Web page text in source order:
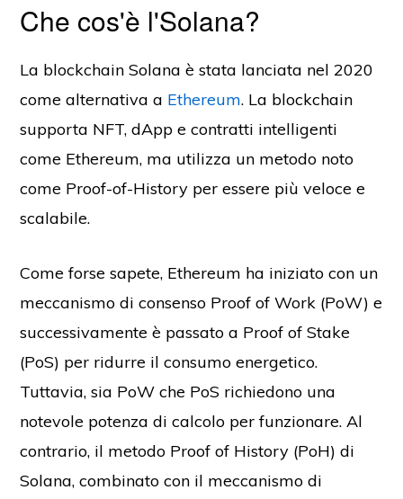
Che cos'è l'Solana?
La blockchain Solana è stata lanciata nel 2020
come alternativa a Ethereum. La blockchain
supporta NFT, dApp e contratti intelligenti
come Ethereum, ma utilizza un metodo noto
come Proof-of-History per essere più veloce e
scalabile.
Come forse sapete, Ethereum ha iniziato con un
meccanismo di consenso Proof of Work (PoW) e
successivamente è passato a Proof of Stake
(PoS) per ridurre il consumo energetico.
Tuttavia, sia PoW che PoS richiedono una
notevole potenza di calcolo per funzionare. Al
contrario, il metodo Proof of History (PoH) di
Solana, combinato con il meccanismo di